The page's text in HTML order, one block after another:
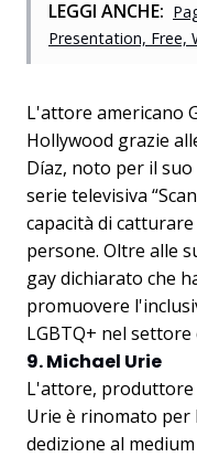
LEGGI ANCHE:
Presentation, Free,
L'attore americano
Hollywood grazie
Díaz, noto per il
serie televisiva
capacità di
persone. Oltre alle
gay dichiarato che
promuovere
LGBTQ+ nel
9. Michael Urie
L'attore, produttore
Urie è rinomato per
dedizione al